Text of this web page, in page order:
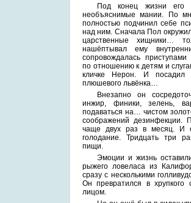
Под конец жизни его
необъяснимые мании. По
полностью подчинил себе
над ним. Сначала Пол
царственные хищники…
нашёптывал ему
сопровождалась приступами
по отношению к детям и
кличке Нерон. И посадил
плюшевого львёнка…
Внезапно он
инжир, финики, зелень,
подаваться на… чистом
соображений
чаще двух раз в месяц. И
голодание. Тридцать три
пищи.
Эмоции и жизнь
рыжего ловеласа из
сразу с несколькими
Он превратился в
лицом.